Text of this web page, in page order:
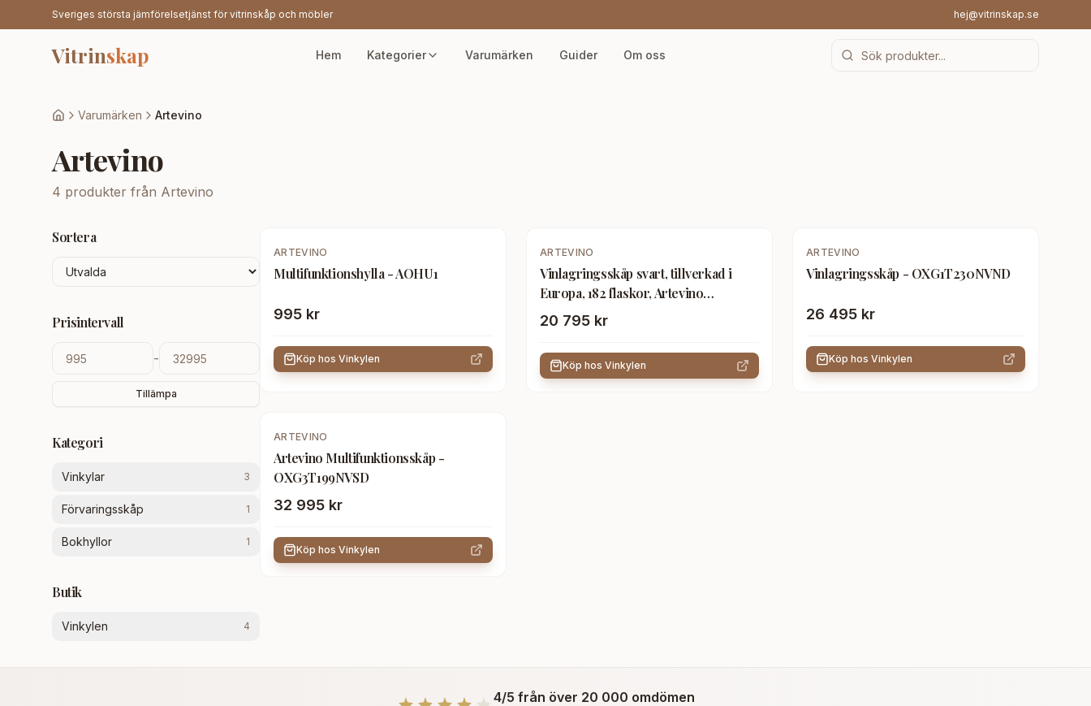
Sveriges största jämförelsetjänst för vitrinskåp och möbler hej@vitrinskap.se
Vitrinskap Hem Kategorier Varumärken Guider Om oss
Varumärken Artevino
Artevino
4 produkter från Artevino
Sortera
Prisintervall
-
Tillämpa
Kategori
Vinkylar 3
Förvaringsskåp 1
Bokhyllor 1
Butik
Vinkylen 4
ARTEVINO
Multifunktionshylla - AOHU1
995 kr
Köp hos Vinkylen
ARTEVINO
Vinlagringsskåp svart, tillverkad i
Europa, 182 flaskor, Artevino
OXM1T182NPD
20 795 kr
Köp hos Vinkylen
ARTEVINO
Vinlagringsskåp - OXG1T230NVND
26 495 kr
Köp hos Vinkylen
ARTEVINO
Artevino Multifunktionsskåp -
OXG3T199NVSD
32 995 kr
Köp hos Vinkylen
4/5 från över 20 000 omdömen